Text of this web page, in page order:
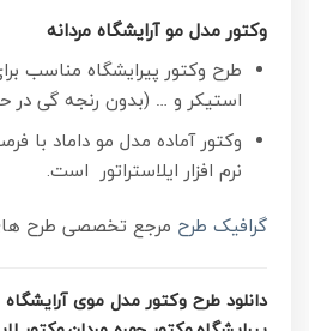
وکتور مدل مو آرایشگاه مردانه
طرح وکتور پیرایشگاه مناسب
استیکر و … (بدون رنجه گی در
نرم افزار ایلاستراتور است.
گرافیک طرح مرجع تخصصی طرح های
دانلود طرح وکتور مدل موی آرایشگاه